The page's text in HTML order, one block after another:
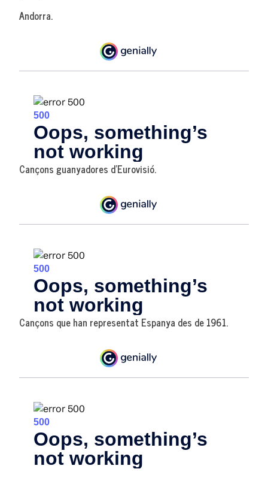
Andorra.
Cançons guanyadores d'Eurovisió.
Cançons que han representat Espanya des de 1961.